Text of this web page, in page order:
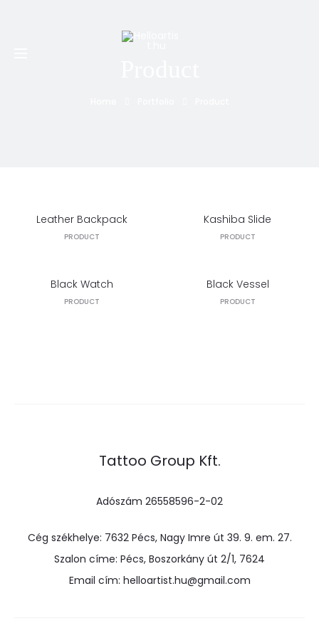
első tetoválására, piercingjére és első alkalmas
Leather Backpack
PRODUCT
Kashiba Slide
PRODUCT
Black Watch
PRODUCT
Black Vessel
PRODUCT
Tattoo Group Kft.
Adószám 26558596-2-02
Cég székhelye: 7632 Pécs, Nagy Imre út 39. 9. em. 27.
Szalon címe: Pécs, Boszorkány út 2/1, 7624
Email cím: helloartist.hu@gmail.com